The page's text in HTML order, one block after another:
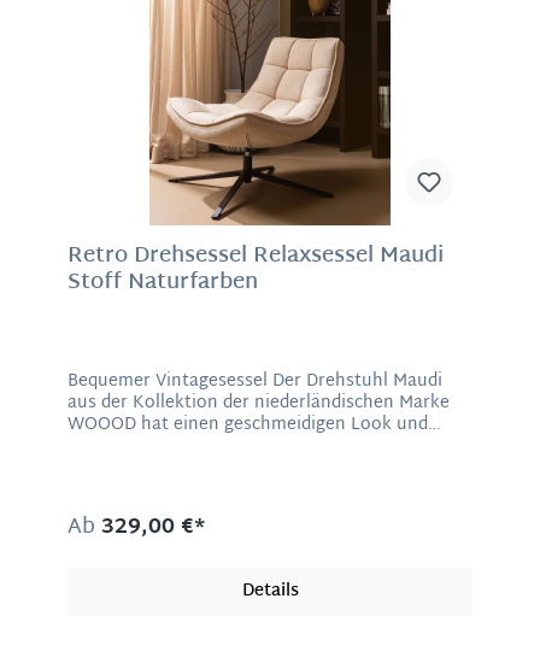
passender FarbeMaße: 77 x 46 x 56 cm (H/B/T),
Sitzhöhe 48 cm, Sitztiefe 41 cm
Retro Drehsessel Relaxsessel Maudi
Stoff Naturfarben
Bequemer Vintagesessel Der Drehstuhl Maudi
aus der Kollektion der niederländischen Marke
WOOOD hat einen geschmeidigen Look und
ist mit weichem Polyester überzogen und mit
einer Steppung versehen. Die schlanken Beine
Pulverbeschichtung. Das Material hat ein
sichtbares Webmuster, verfügt über subtile
Ab329,00 €*
Details